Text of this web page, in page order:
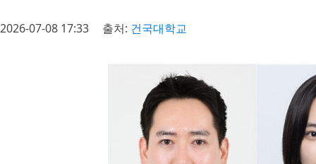
2026-07-08 17:33 출처: 건국대학교